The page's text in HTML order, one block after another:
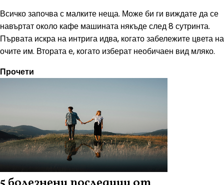
Всичко започва с малките неща. Може би ги виждате да се
навъртат около кафе машината някъде след 8 сутринта.
Първата искра на интрига идва, когато забележите цвета на
очите им. Втората е, когато изберат необичаен вид мляко.
Прочети